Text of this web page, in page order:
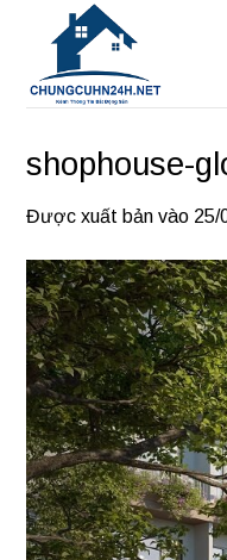
dung
shophouse-
Được xuất bản vào 25/